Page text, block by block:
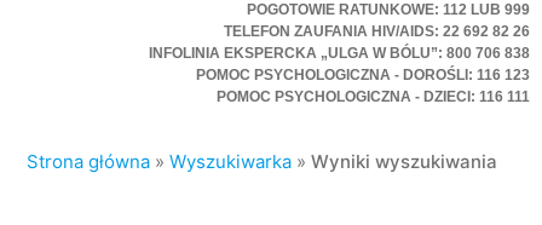
POGOTOWIE RATUNKOWE: 112 LUB 999
TELEFON ZAUFANIA HIV/AIDS: 22 692 82 26
INFOLINIA EKSPERCKA „ULGA W BÓLU”: 800 706 838
POMOC PSYCHOLOGICZNA - DOROŚLI: 116 123
POMOC PSYCHOLOGICZNA - DZIECI: 116 111
Strona główna »Wyszukiwarka »Wyniki wyszukiwania